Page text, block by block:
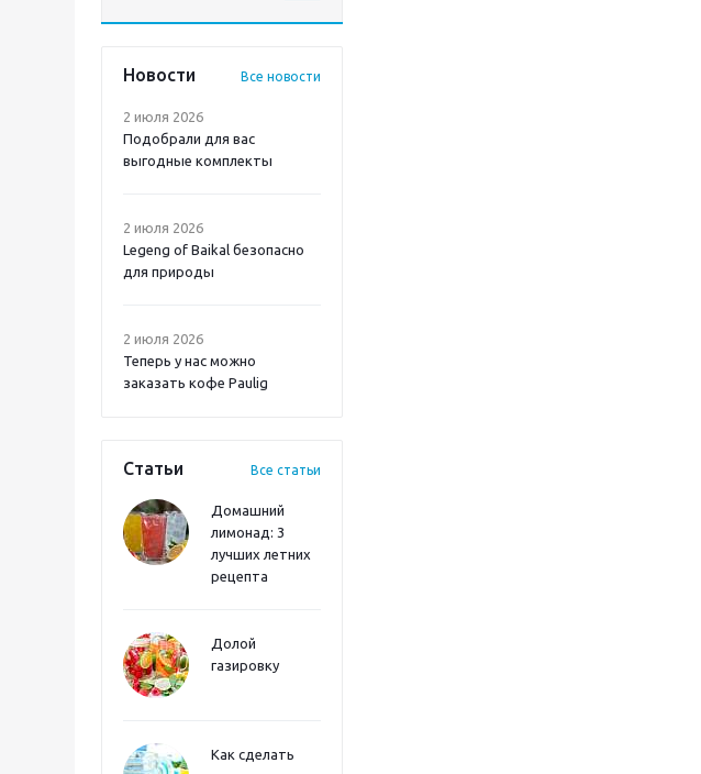
Новости Все новости
2 июля 2026
Подобрали для вас
выгодные комплекты
2 июля 2026
Legeng of Baikal безопасно
для природы
2 июля 2026
Теперь у нас можно
заказать кофе Paulig
Статьи Все статьи
Домашний
лимонад: 3
лучших летних
рецепта
Долой
газировку
Как сделать